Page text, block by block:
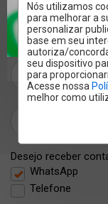
Nós utilizamos
para melhorar a
personalizar
base em seu
autoriza/
seu dispositivo
para
Acesse nossa
melhor como
Desejo receber
WhatsApp
Telefone